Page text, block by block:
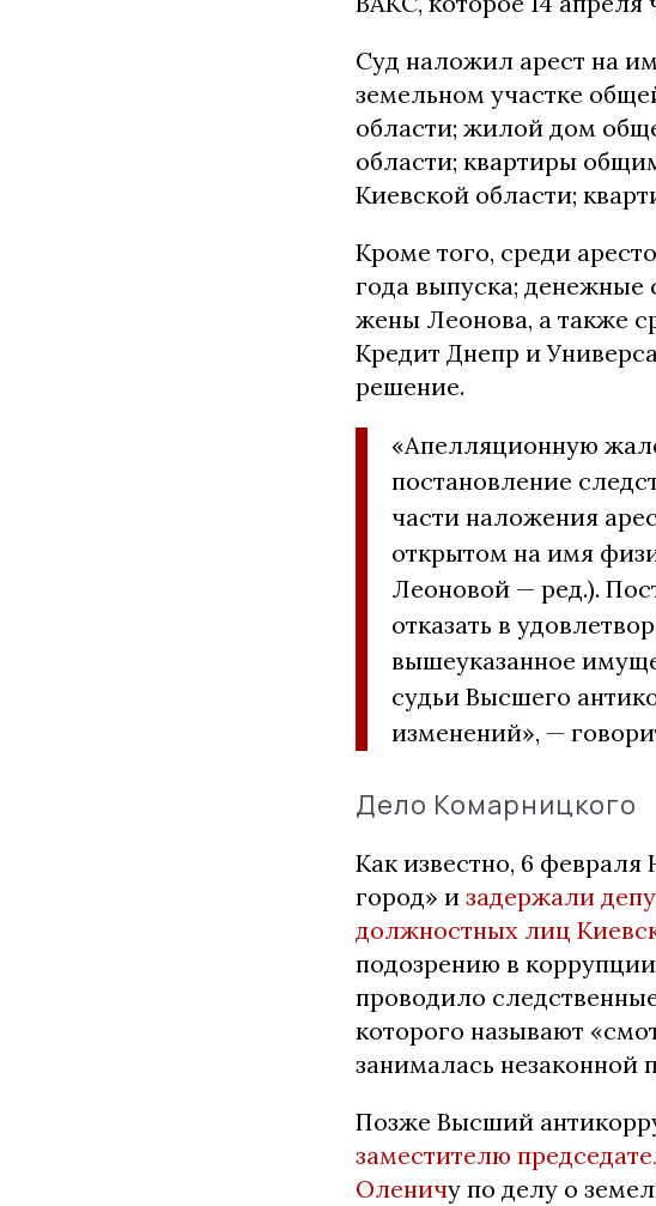
Суд наложил арест на
земельном участке
области; жилой дом
области; квартиры
Киевской области;
Кроме того, среди
года выпуска; денежные
жены Леонова, а также
Кредит Днепр и
решение.
«Апелляционную
постановление
части наложения
открытом на имя
Леоновой — ред.).
отказать в
вышеуказанное
судьи Высшего
изменений», —
Дело Комарницкого
Как известно, 6
город» и задержали
должностных лиц
подозрению в
проводило
которого называют
занималась незаконной
Позже Высший
заместителю
Оленичу по делу о